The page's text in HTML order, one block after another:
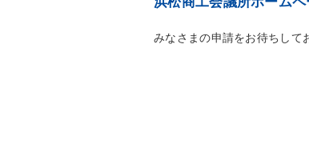
みなさまの申請をお待ちして